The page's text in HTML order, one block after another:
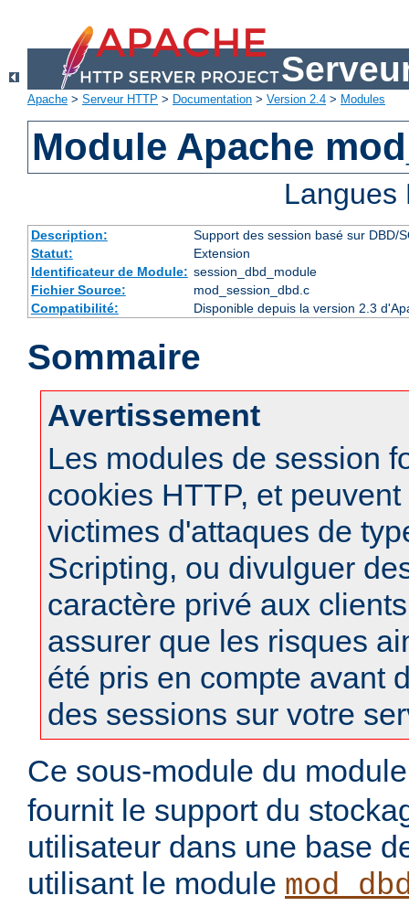
Apache > Serveur HTTP > Documentation > Version 2.4 > Modules
Module Apache
Description:
Support des session basé sur DBD/
Statut:
Extension
Identificateur de Module: session_dbd_module
Fichier Source:
mod_session_dbd.c
Compatibilité:
Disponible depuis la version 2.3
Sommaire
Avertissement
Les modules de session
cookies HTTP, et
victimes d'attaques de
Scripting, ou divulguer
caractère privé aux
assurer que les risques
été pris en compte avant
des sessions sur votre
Ce sous-module du
fournit le support du
utilisateur dans une base
utilisant le module